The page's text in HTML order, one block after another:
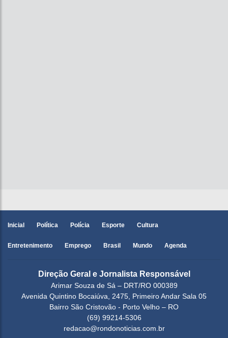
Inicial Política Polícia Esporte Cultura
Entretenimento Emprego Brasil Mundo Agenda
Direção Geral e Jornalista Responsável
Arimar Souza de Sá – DRT/RO 000389
Avenida Quintino Bocaiúva, 2475, Primeiro Andar Sala 05
Bairro São Cristovão - Porto Velho – RO
(69) 99214-5306
redacao@rondonoticias.com.br